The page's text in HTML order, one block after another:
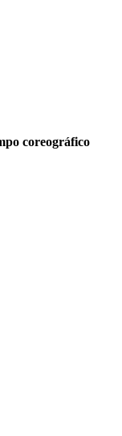
coreográfico